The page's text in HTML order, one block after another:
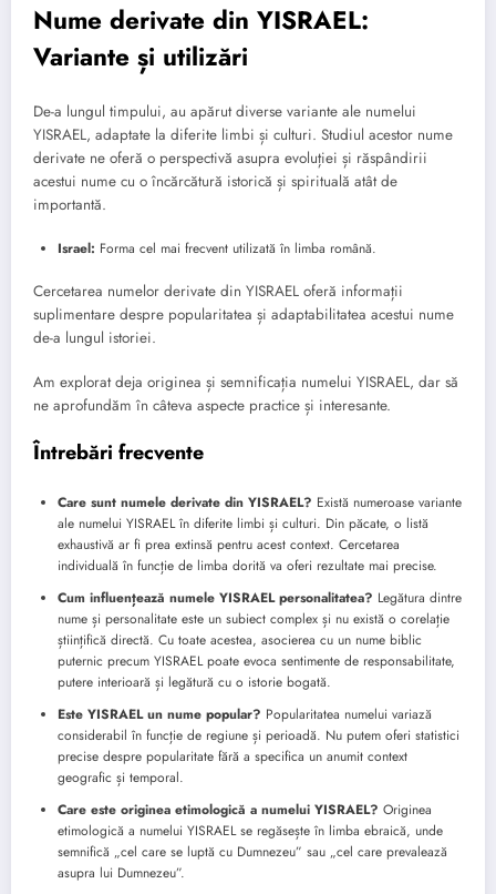
Nume derivate din YISRAEL:
Variante și utilizări
De-a lungul timpului, au apărut diverse variante ale numelui
YISRAEL, adaptate la diferite limbi și culturi. Studiul acestor nume
derivate ne oferă o perspectivă asupra evoluției și răspândirii
acestui nume cu o încărcătură istorică și spirituală atât de
importantă.
Israel: Forma cel mai frecvent utilizată în limba română.
Cercetarea numelor derivate din YISRAEL oferă informații
suplimentare despre popularitatea și adaptabilitatea acestui nume
de-a lungul istoriei.
Am explorat deja originea și semnificația numelui YISRAEL, dar să
ne aprofundăm în câteva aspecte practice și interesante.
Întrebări frecvente
Care sunt numele derivate din YISRAEL? Există numeroase variante
ale numelui YISRAEL în diferite limbi și culturi. Din păcate, o listă
exhaustivă ar fi prea extinsă pentru acest context. Cercetarea
individuală în funcție de limba dorită va oferi rezultate mai precise.
Cum influențează numele YISRAEL personalitatea? Legătura dintre
nume și personalitate este un subiect complex și nu există o corelație
științifică directă. Cu toate acestea, asocierea cu un nume biblic
puternic precum YISRAEL poate evoca sentimente de responsabilitate,
putere interioară și legătură cu o istorie bogată.
Este YISRAEL un nume popular? Popularitatea numelui variază
considerabil în funcție de regiune și perioadă. Nu putem oferi statistici
precise despre popularitate fără a specifica un anumit context
geografic și temporal.
Care este originea etimologică a numelui YISRAEL? Originea
etimologică a numelui YISRAEL se regăsește în limba ebraică, unde
semnifică „cel care se luptă cu Dumnezeu” sau „cel care prevalează
asupra lui Dumnezeu”.